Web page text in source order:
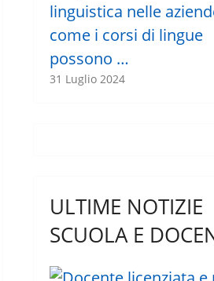
linguistica nelle
come i corsi di lingue
possono …
31 Luglio 2024
ULTIME NOTIZIE
SCUOLA E